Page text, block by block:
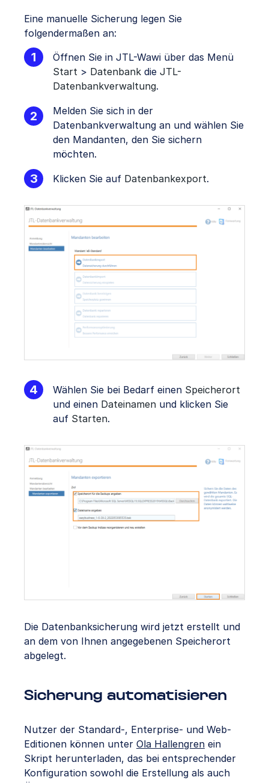
Eine manuelle Sicherung legen Sie
folgendermaßen an:
Öffnen Sie in JTL-Wawi über das Menü
Start > Datenbank die JTL-
Datenbankverwaltung.
Melden Sie sich in der
Datenbankverwaltung an und wählen Sie
den Mandanten, den Sie sichern
möchten.
Klicken Sie auf Datenbankexport.
Wählen Sie bei Bedarf einen Speicherort
und einen Dateinamen und klicken Sie
auf Starten.
Die Datenbanksicherung wird jetzt erstellt und
an dem von Ihnen angegebenen Speicherort
abgelegt.
Sicherung automatisieren
Nutzer der Standard-, Enterprise- und Web-
Editionen können unter Ola Hallengren ein
Skript herunterladen, das bei entsprechender
Konfiguration sowohl die Erstellung als auch